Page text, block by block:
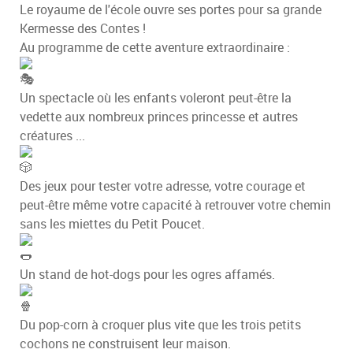
Le royaume de l'école ouvre ses portes pour sa grande
Kermesse des Contes !
Au programme de cette aventure extraordinaire :
Un spectacle où les enfants voleront peut-être la
vedette aux nombreux princes princesse et autres
créatures ...
Des jeux pour tester votre adresse, votre courage et
peut-être même votre capacité à retrouver votre chemin
sans les miettes du Petit Poucet.
Un stand de hot-dogs pour les ogres affamés.
Du pop-corn à croquer plus vite que les trois petits
cochons ne construisent leur maison.